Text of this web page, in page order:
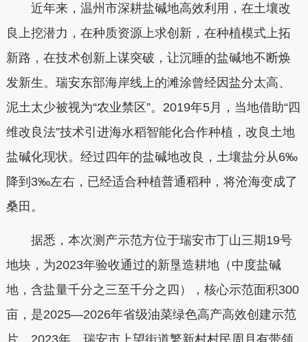
近年来，温州市深耕盐碱地高效利用，在土壤改
良上挖潜力，在种质资源上求创新，在种植模式上拓
新路，在技术创新上谋突破，让沉睡的盐碱地不断焕
发新生。瑞安东部海岸线上的滩涂曾经因盐分太高、
泥土太少被视为“农业禁区”。2019年5月，当地借助“四
维改良法”技术引进海水稻智能化合作种植，改良土地
盐碱化现状。经过四年的盐碱地改良，土壤盐分从6‰
降到3‰左右，已经适合种植普通稻种，将沧海变成了
桑田。
据悉，本次测产示范方位于瑞安市丁山三期19号
地块，为2023年验收通过的新垦造耕地（中度盐碱
地，含盐量千分之三至千分之四），核心示范面积300
亩，是2025—2026年省级油菜绿色高产高效创建示范
片。2023年，瑞安市上望街道繁新村村民周月有带领